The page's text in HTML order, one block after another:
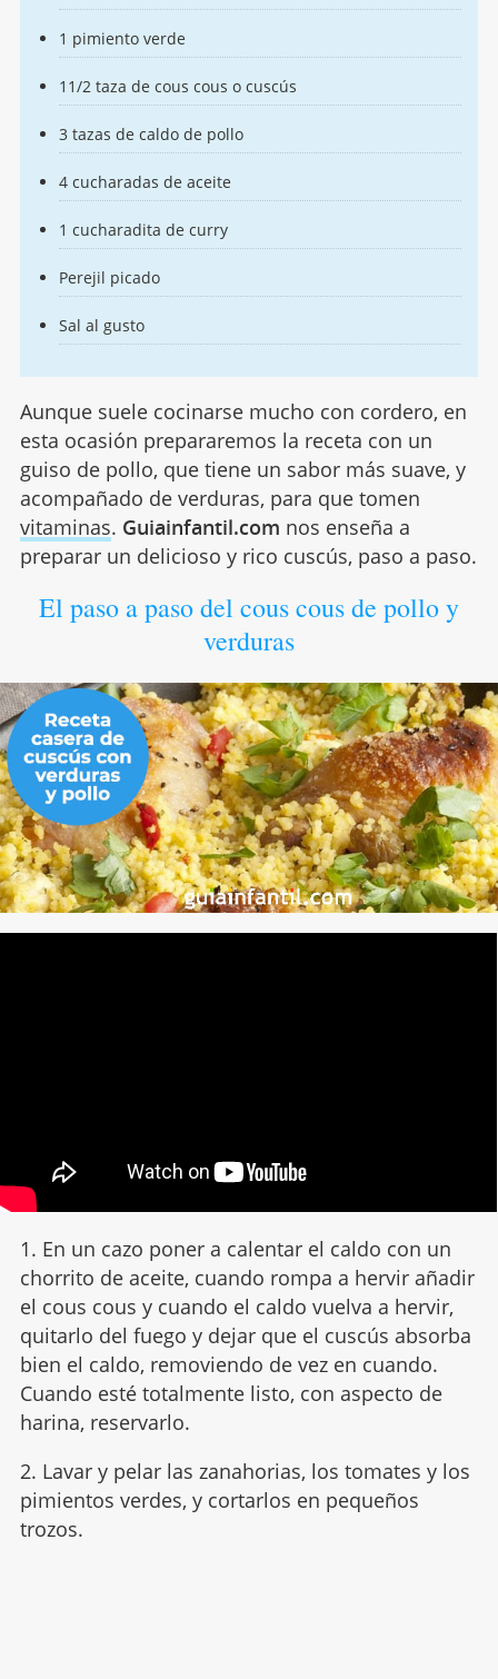
1 pimiento verde
11/2 taza de cous cous o cuscús
3 tazas de caldo de pollo
4 cucharadas de aceite
1 cucharadita de curry
Perejil picado
Sal al gusto
Aunque suele cocinarse mucho con cordero, en
esta ocasión prepararemos la receta con un
guiso de pollo, que tiene un sabor más suave, y
acompañado de verduras, para que tomen
vitaminas. Guiainfantil.com nos enseña a
preparar un delicioso y rico cuscús, paso a paso.
El paso a paso del cous cous de pollo y
verduras
1. En un cazo poner a calentar el caldo con un
chorrito de aceite, cuando rompa a hervir añadir
el cous cous y cuando el caldo vuelva a hervir,
quitarlo del fuego y dejar que el cuscús absorba
bien el caldo, removiendo de vez en cuando.
Cuando esté totalmente listo, con aspecto de
harina, reservarlo.
2. Lavar y pelar las zanahorias, los tomates y los
pimientos verdes, y cortarlos en pequeños
trozos.